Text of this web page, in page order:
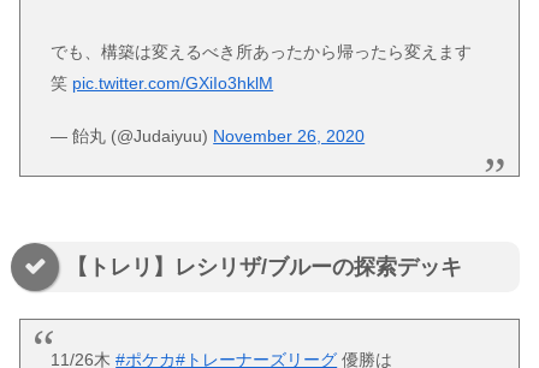
でも、構築は変えるべき所あったから帰ったら変えます
笑 pic.twitter.com/GXiIo3hklM
— 飴丸 (@Judaiyuu) November 26, 2020
【トレリ】レシリザ/ブルーの探索デッキ
11/26木#ポケカ#トレーナーズリーグ 優勝は